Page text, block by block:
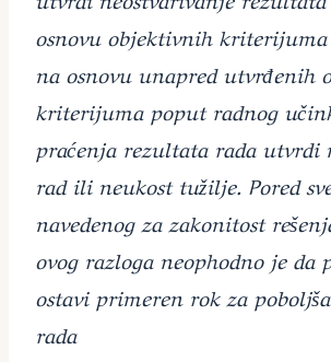
osnovu objektivnih kriterijuma
na osnovu unapred utvrđenih
kriterijuma poput radnog
praćenja rezultata rada utvrdi
rad ili neukost tužilje. Pored
navedenog za zakonitost
ovog razloga neophodno je da
ostavi primeren rok za
rada